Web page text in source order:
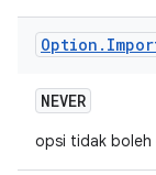
Option .
NEVER
opsi tidak boleh